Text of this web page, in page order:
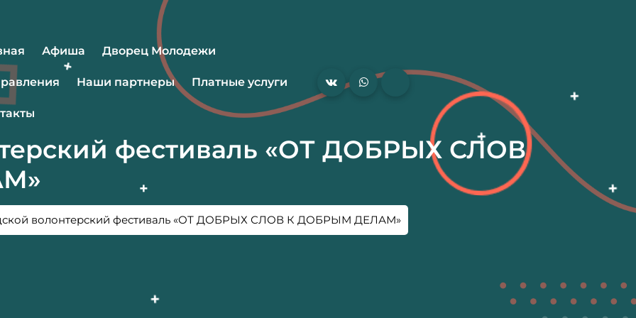
Афиша Дворец Молодежи
Наши партнеры Платные услуги
фестиваль «ОТ ДОБРЫХ СЛОВ
волонтерский фестиваль «ОТ ДОБРЫХ СЛОВ К ДОБРЫМ ДЕЛАМ»